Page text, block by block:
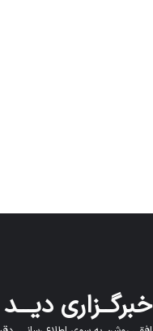
خبرگــزاری دیـــد